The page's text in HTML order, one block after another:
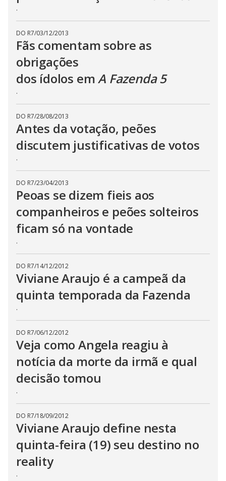
.
DO R7/03/12/2013
Fãs comentam sobre as
obrigações
dos ídolos emA Fazenda 5
.
DO R7/28/08/2013
Antes da votação, peões
discutem justificativas de votos
.
DO R7/23/04/2013
Peoas se dizem fieis aos
companheiros e peões solteiros
ficam só na vontade
.
DO R7/14/12/2012
Viviane Araujo é a campeã da
quinta temporada da Fazenda
.
DO R7/06/12/2012
Veja como Angela reagiu à
notícia da morte da irmã e qual
decisão tomou
.
DO R7/18/09/2012
Viviane Araujo define nesta
quinta-feira (19) seu destino no
reality
.